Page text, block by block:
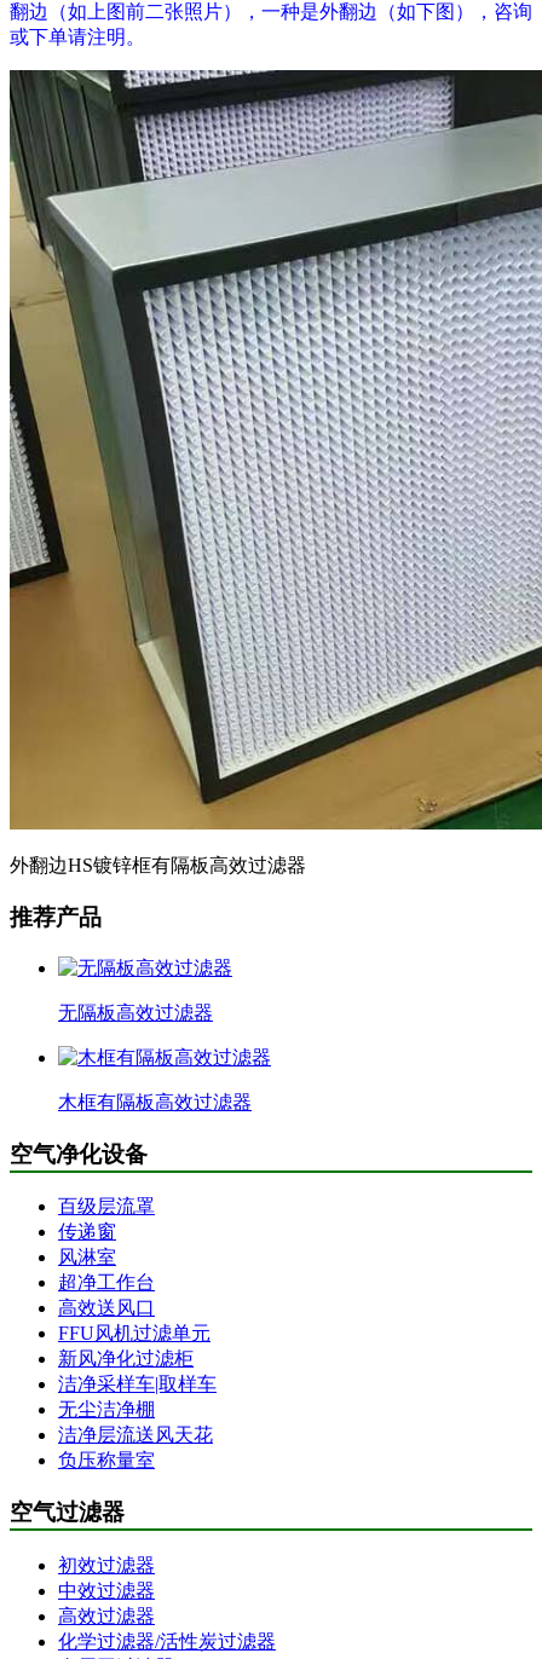
翻边（如上图前二张照片），一种是外翻边（如下图），咨询
或下单请注明。
外翻边HS镀锌框有隔板高效过滤器
推荐产品
无隔板高效过滤器
木框有隔板高效过滤器
空气净化设备
百级层流罩
传递窗
风淋室
超净工作台
高效送风口
FFU风机过滤单元
新风净化过滤柜
洁净采样车|取样车
无尘洁净棚
洁净层流送风天花
负压称量室
空气过滤器
初效过滤器
中效过滤器
高效过滤器
化学过滤器/活性炭过滤器